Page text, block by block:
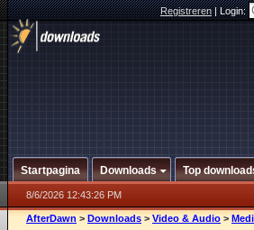
Registreren|Login:
Startpagina Downloads Top
8/6/2026 12:43:26 PM
AfterDawn > Downloads > Video & Audio >